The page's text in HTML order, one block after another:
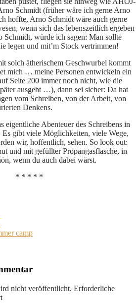
Schmidt (früher wäre ich gerne Arno
hoffte, Arno Schmidt wäre auch gerne
wenn sich das lebenszeitlich ergeben
Schmidt, würde ich sagen: Man sollte
legen und mit’m Stock vertrimmen!
solch ätherischem Geschwurbel kommt
mich … meine Personen entwickeln ein
Seite 200 immer noch nicht, wie die
ausgeht …), dann sei sicher: Da hat
vom Schreiben, von der Arbeit, von
Denkens.
eigentliche Abenteuer des Schreibens in
gibt viele Möglichkeiten, viele Wege,
wir, hoffentlich, sehen. So look out:
und mit gefüllter Propangasflasche, in
wenn du auch dabei wärst.
* * * * *
camp
nicht veröffentlicht. Erforderliche